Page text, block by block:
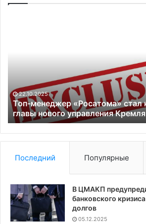
нового
управления
Кремля
22.10.2025
Топ-менеджер «Росатома» стал
главы нового управления Кремля
Последний Популярные
В ЦМАКП
банковского
долгов
05.12.2025